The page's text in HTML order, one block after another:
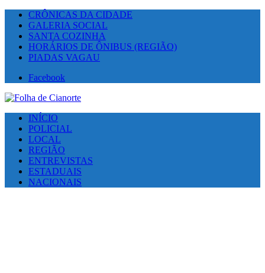
CRÔNICAS DA CIDADE
GALERIA SOCIAL
SANTA COZINHA
HORÁRIOS DE ÔNIBUS (REGIÃO)
PIADAS VAGAU
Facebook
INÍCIO
POLICIAL
LOCAL
REGIÃO
ENTREVISTAS
ESTADUAIS
NACIONAIS